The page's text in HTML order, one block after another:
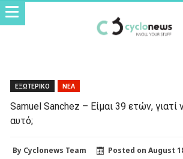
ΕΞΩΤΕΡΙΚΟ ΝΕΑ
Samuel Sanchez – Είμαι 39 ετών,
αυτό;
By Cyclonews Team Posted onAugust